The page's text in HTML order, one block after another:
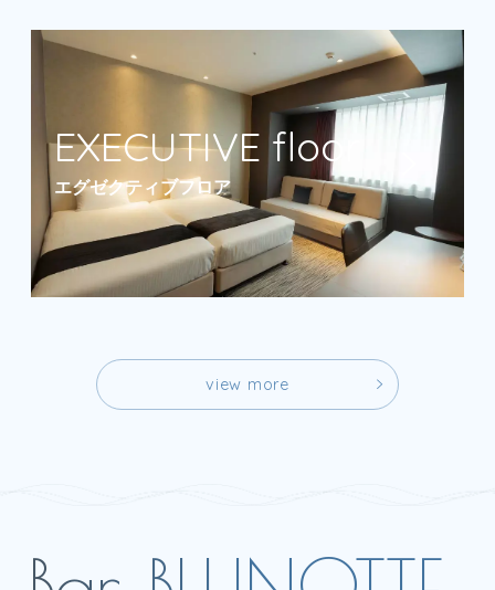
view more
エグゼクティブフロア